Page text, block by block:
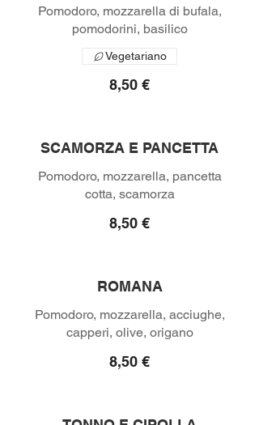
Pomodoro, mozzarella di bufala,
pomodorini, basilico
8,50 €
Vegetariano
SCAMORZA E PANCETTA
Pomodoro, mozzarella, pancetta
cotta, scamorza
8,50 €
ROMANA
Pomodoro, mozzarella, acciughe,
capperi, olive, origano
8,50 €